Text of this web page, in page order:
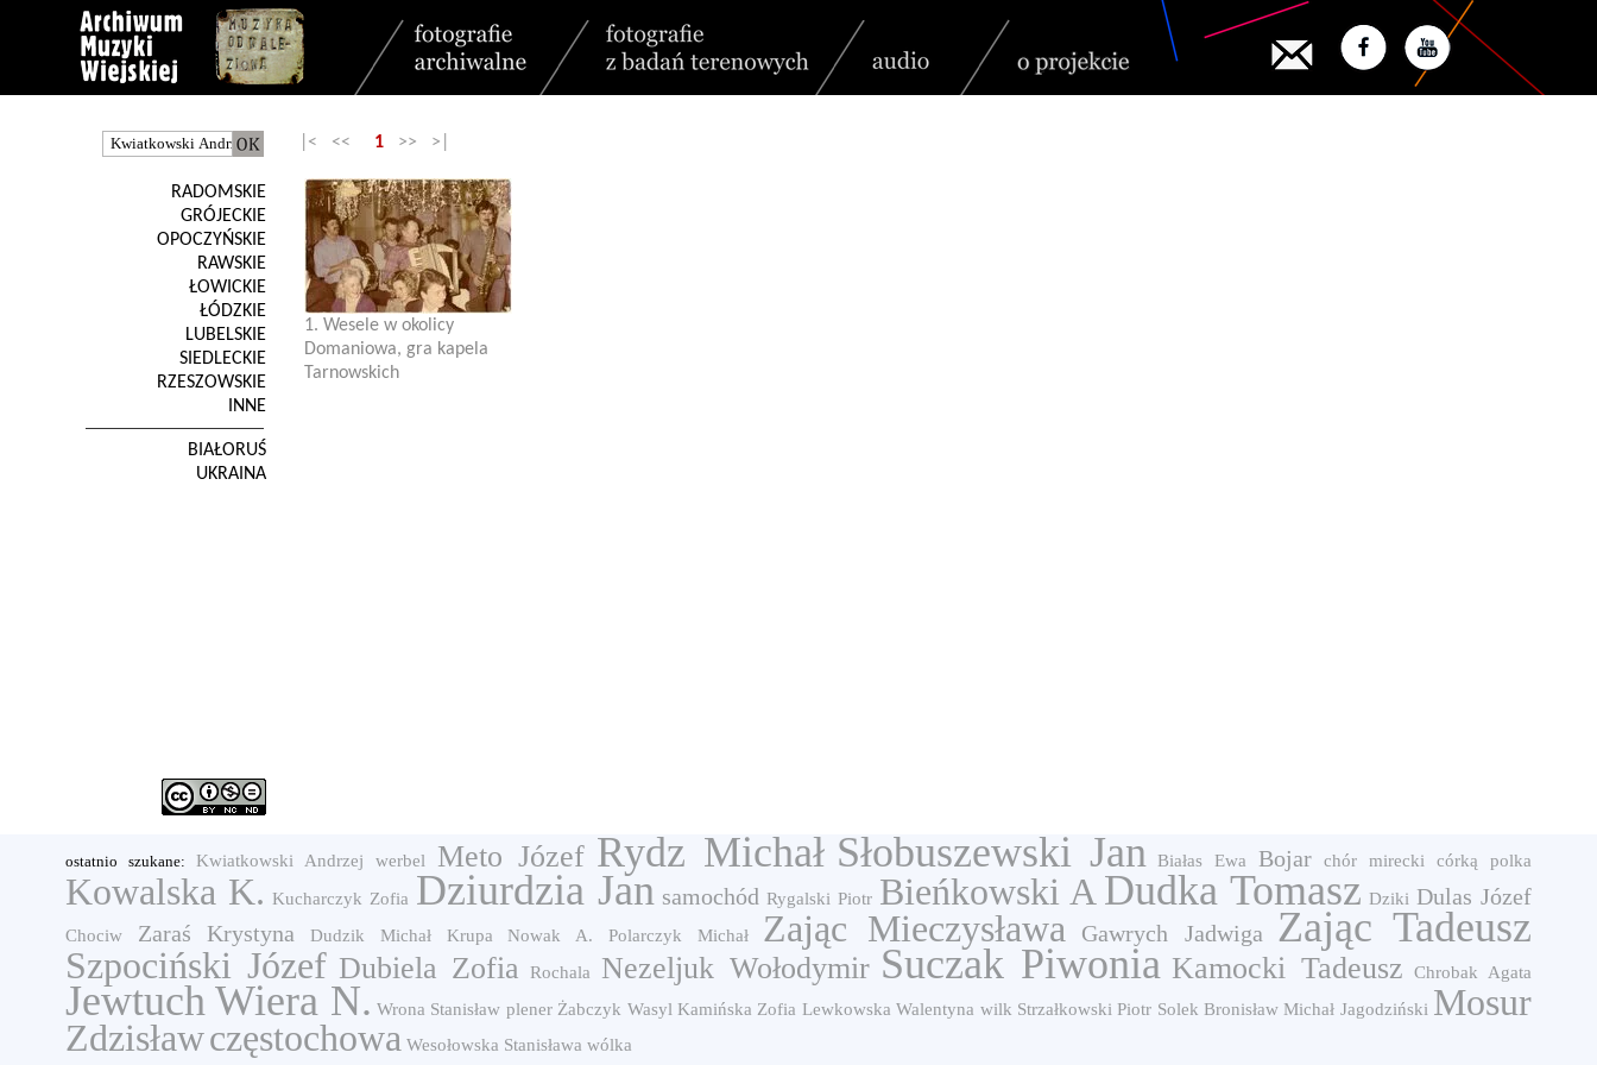
RADOMSKIE
GRÓJECKIE
OPOCZYŃSKIE
RAWSKIE
ŁOWICKIE
ŁÓDZKIE
LUBELSKIE
SIEDLECKIE
RZESZOWSKIE
INNE
BIAŁORUŚ
UKRAINA
|< << 1 >> >|
1. Wesele w okolicy
Domaniowa, gra kapela
Tarnowskich
ostatnio szukane: Kwiatkowski Andrzej werbel Meto Józef Rydz Michał Słobuszewski Jan Białas Ewa Bojar chór mirecki córką polka
Kowalska K. Kucharczyk Zofia Dziurdzia Jan samochód Rygalski Piotr Bieńkowski A Dudka Tomasz Dziki Dulas Józef
Chociw Zaraś Krystyna Dudzik Michał Krupa Nowak A. Polarczyk Michał Zając Mieczysława Gawrych Jadwiga Zając Tadeusz
Szpociński Józef Dubiela Zofia Rochala Nezeljuk Wołodymir Suczak Piwonia Kamocki Tadeusz Chrobak Agata
Jewtuch Wiera N. Wrona Stanisław plener Żabczyk Wasyl Kamińska Zofia Lewkowska Walentyna wilk Strzałkowski Piotr Solek Bronisław Michał Jagodziński Mosur
Zdzisławczęstochowa Wesołowska Stanisława wólka